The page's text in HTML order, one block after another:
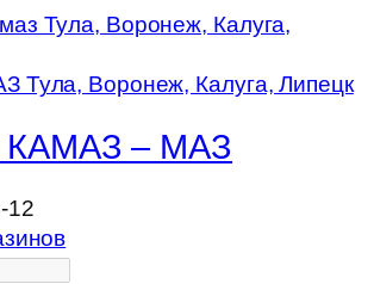
КАМАЗ – МАЗ
12